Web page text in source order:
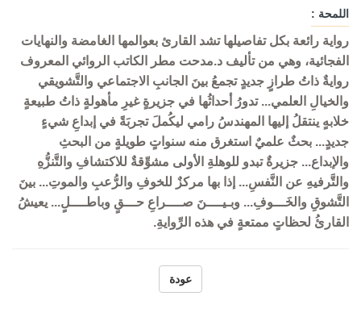
اللمحة :
رواية رائعة بكل تفاصيلها تشد القارئ بعوالمها الغامضة والنهايات
الفجائية، وهي من تأليف د.مدحت مطر الكاتب الروائي المعروف
روايةٌ ذاتُ طرازٍ جديدٍ تجمعُ بينَ الجانبِ الاجتماعي والتَّشويقي
والخيالِ العلمي... تدورُ أحداثُها في جزيرةٍ غيرِ مأهولةٍ ذاتُ طبيعةٍ
خلابهٍ ينتقلُ إليها المهندسُ رامي ليكُملَ تجربَةً في إبداعِ شيءٍ
جديدٍ... بحثٌ علميٌ استغرق منه سنواتٍ طويلةٍ من البحثِ
والإبداع... جزيرةٌ تبدو للوهلةِ الأولى مشوِّقةٌ للاكتشافِ والتَّنزُّهِ
والتَّرفيهِ عن النَّفسِ... إذا بها مركزٌ للخوفِ والرُّعبِ والموتِ... بينَ
التَّشوقِ والخَـــوفِ... وبـيــــنَ صــــراعِ حـــقٍ وباطــــلٍ... يعيشُ
القارئُ لحظاتٍ ممتعةٍ في هذه الرِّوايةِ.
عودة